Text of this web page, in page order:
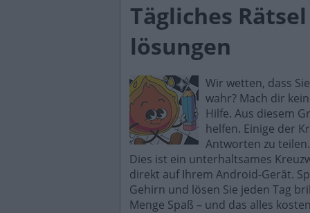
Tägliches
lösungen
Wir wetten, dass
wahr? Mach dir
Hilfe. Aus diesem
helfen. Einige der
Antworten zu teilen.
Dies ist ein unterhaltsames
direkt auf Ihrem Android-Gerät.
Gehirn und lösen Sie jeden Tag
Menge Spaß – und das alles